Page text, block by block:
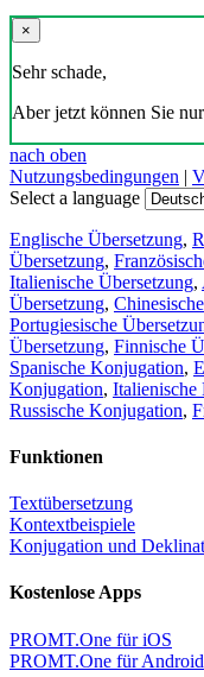
×
Sehr schade,
Aber jetzt können Sie
nach oben
Nutzungsbedingungen |
Select a language
Englische Übersetzung,
Übersetzung,
Italienische Übersetzung,
Übersetzung,
Portugiesische
Übersetzung, Finnische
Spanische Konjugation,
Konjugation, Italienische
Russische Konjugation,
Funktionen
Textübersetzung
Kontextbeispiele
Konjugation und
Kostenlose Apps
PROMT.One für iOS
PROMT.One für Android